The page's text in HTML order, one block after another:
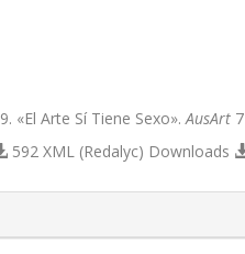
«El Arte Sí Tiene Sexo». AusArt
592 XML (Redalyc) Downloads